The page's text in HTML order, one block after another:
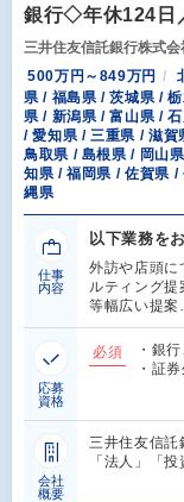
銀行◇年休124日
三井住友信託銀行株式会
500万円～849万円
県 / 福島県 / 茨城県 /
県 / 新潟県 / 富山県 /
/ 愛知県 / 三重県 / 滋
鳥取県 / 島根県 / 岡山
知県 / 福岡県 / 佐賀県
縄県
仕事
内容
以下業務を
外訪や店頭に
ルティング
等幅広い提案
応募
資格
必須
・銀
・証
会社
概要
三井住友信託
「法人」「